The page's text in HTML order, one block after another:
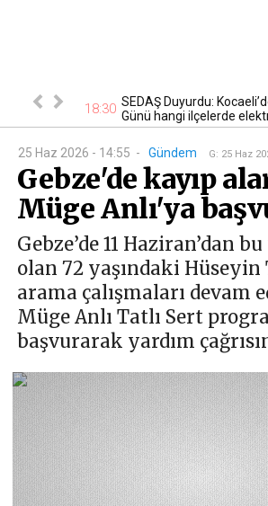
otomobil 18:30 SEDAŞ Duyurdu:
Günü hangi ilçelerde
25 Haz 2026 - 14:55 - Gündem G: 25 Haz
Gebze'de kayıp
Müge Anlı'ya
Gebze’de 11 Haziran’dan
olan 72 yaşındaki
arama çalışmaları devam
Müge Anlı Tatlı Sert
başvurarak yardım